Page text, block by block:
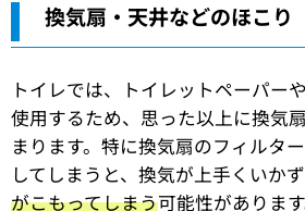
換気扇・天井などのほこり
トイレでは、トイレットペーパー
使用するため、思った以上に換気
まります。特に換気扇のフィルタ
してしまうと、換気が上手くいかず
がこもってしまう可能性があります